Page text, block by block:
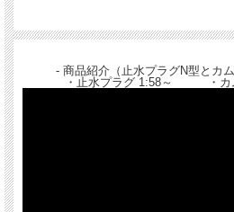
- 商品紹介（止水プラグN型とカ
・止水プラグ 1:58～ ・カ